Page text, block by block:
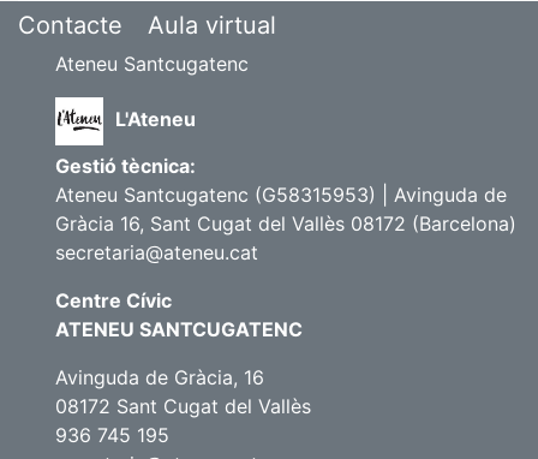
Contacte Aula virtual
Ateneu Santcugatenc
L'Ateneu
Gestió tècnica:
Ateneu Santcugatenc (G58315953) | Avinguda de
Gràcia 16, Sant Cugat del Vallès 08172 (Barcelona)
secretaria@ateneu.cat
Centre Cívic
ATENEU SANTCUGATENC
Avinguda de Gràcia, 16
08172 Sant Cugat del Vallès
936 745 195